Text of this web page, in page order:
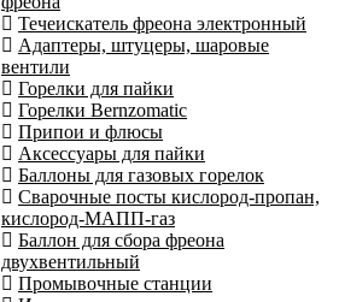
Течеискатель фреона электронный
Адаптеры, штуцеры, шаровые
вентили
Горелки для пайки
Горелки Bernzomatic
Припои и флюсы
Аксессуары для пайки
Баллоны для газовых горелок
Сварочные посты кислород-пропан,
кислород-МАПП-газ
Баллон для сбора фреона
двухвентильный
Промывочные станции